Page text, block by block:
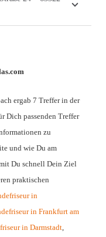
ergab 7 Treffer in der
Dich passenden Treffer
zu
und wie Du am
Du schnell Dein Ziel
praktischen
in
in Frankfurt am
in Darmstadt